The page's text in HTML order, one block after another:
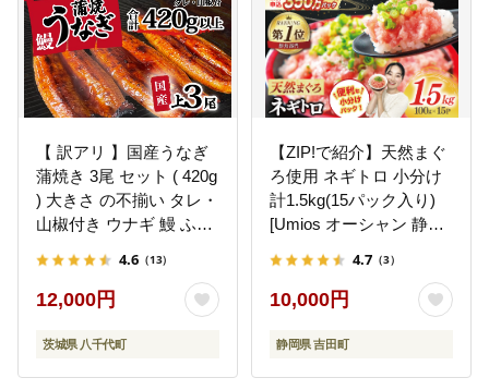
【 訳アリ 】国産うなぎ
蒲焼き 3尾 セット ( 420g
) 大きさ の不揃い タレ・
山椒付き ウナギ 鰻 ふぞ
まぶし 人気 茨城 八千代
町 ふるさと納税 冷凍
4.6 （13）
12,000円
茨城県 八千代町
【ZIP!で紹介】天然まぐ
ろ使用 ネギトロ 小分け
計1.5kg(15パック入り)
[Umios オーシャン 静岡
ぎとろ ネギトロ丼 手巻
き寿司 まぐろたたき 天
然 まぐろ マグロ 鮪 めば
ち きはだ 約100g 冷凍
4.7 （3）
10,000円
静岡県 吉田町